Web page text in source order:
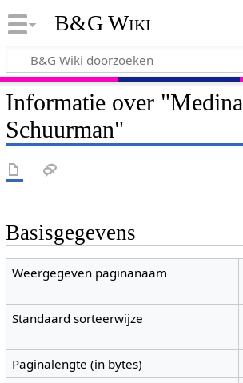
B&G Wiki
Informatie over "Medina
Schuurman"
Basisgegevens
Weergegeven paginanaam
Standaard sorteerwijze
Paginalengte (in bytes)